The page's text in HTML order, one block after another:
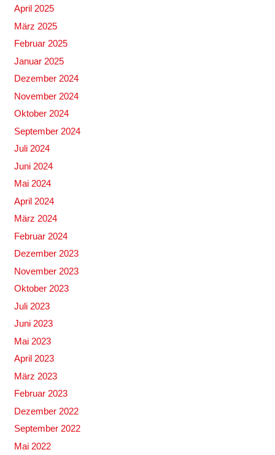
April 2025
März 2025
Februar 2025
Januar 2025
Dezember 2024
November 2024
Oktober 2024
September 2024
Juli 2024
Juni 2024
Mai 2024
April 2024
März 2024
Februar 2024
Dezember 2023
November 2023
Oktober 2023
Juli 2023
Juni 2023
Mai 2023
April 2023
März 2023
Februar 2023
Dezember 2022
September 2022
Mai 2022